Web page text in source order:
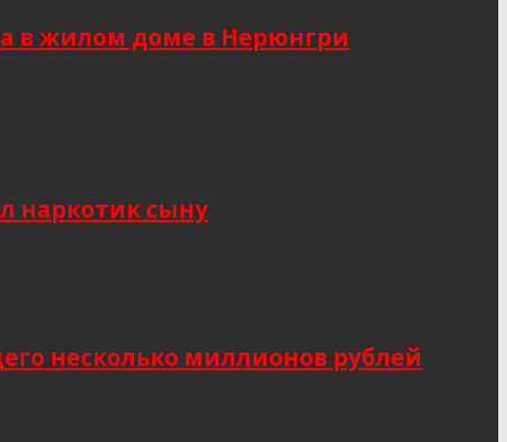
в жилом доме в Нерюнгри
наркотик сыну
несколько миллионов рублей